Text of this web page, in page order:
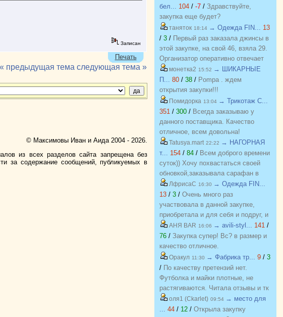
Записан
Печать
« предыдущая тема следующая тема »
© Максимовы Иван и Аида 2004 - 2026.
из всех разделов сайта запрещена без
за содержание сообщений, публикуемых в
бел... 104 / -7 / Здравствуйте,
закупка еще будет?
таняток 18:14 → Одежда FIN... 13
/ 3 / Первый раз заказала джинсы в
этой закупке, на свой 46, взяла 29.
Организатор оперативно отвечает
на вопросы. Спасибо!!!
монетка2 15:52 → ШИКАРНЫЕ
П... 80 / 38 / Pompa . ждем
открытия закупки!!!
Помидорка 13:04 → Трикотаж C...
351 / 300 / Всегда заказываю у
данного поставщика. Качество
отличное, всем довольна!
Tatusya.mart 22:22 → НАГОРНАЯ
т... 154 / 84 / Всем доброго времени
суток)) Хочу похвастаться своей
обновкой,заказывала сарафан в
закупке (Нагорная трикотаж) и
осталась в полном восторге от
качества)) Соответствие
размерности и качество Выше
всяких похвал))
ЛфрисаС 16:30 → Одежда FIN...
13 / 3 / Очень много раз
участвовала в данной закупке,
приобретала и для себя и подруг, и
джинсы, и джемпера, и платья, и
блузки, вещи качественные,
соответствуют размеру и
описанию, организатор умничка
всегда оперативно отвечает, с
удовольствием буду участвовать
еще!
АНЯ BAR 16:06 → avili-styl... 141 /
76 / Закупка супер! Вс? в размер и
качество отличное.
Оракул 11:30 → Фабрика тр... 9 / 3
/ По качеству претензий нет.
Футболка и майки плотные, не
растягиваются. Читала отзывы и тк
люблю не в облипку вещи, на свой
46р-р заказала все вещи 48, все
оля1 (Ckarlet) 09:54 → место для
... 44 / 12 / Открыла закупку